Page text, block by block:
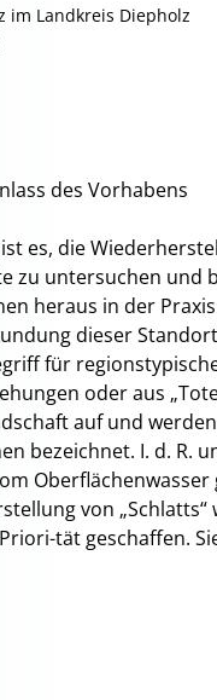
im Landkreis Diepholz
des Vorhabens
es, die
zu untersuchen
heraus in der
dieser
für
oder aus
auf und
bezeichnet. I. d. R.
Oberflächenwasser
von
tät geschaffen.